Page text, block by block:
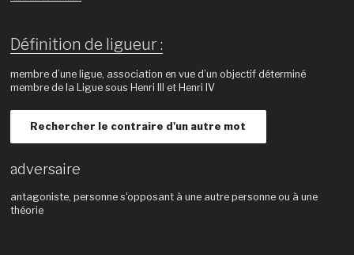
Définition de ligueur :
membre d’une ligue, association en vue d’un objectif déterminé
membre de la Ligue sous Henri III et Henri IV
Rechercher le contraire d'un autre mot
adversaire
antagoniste, personne s'opposant à une autre personne ou à une
théorie